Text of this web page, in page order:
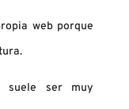
web porque
suele ser muy